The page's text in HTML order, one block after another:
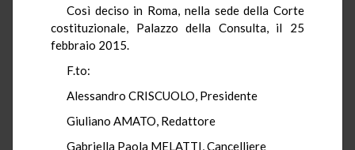
Così deciso in Roma, nella sede della Corte
costituzionale, Palazzo della Consulta, il 25
febbraio 2015.
F.to:
Alessandro CRISCUOLO, Presidente
Giuliano AMATO, Redattore
Gabriella Paola MELATTI, Cancelliere